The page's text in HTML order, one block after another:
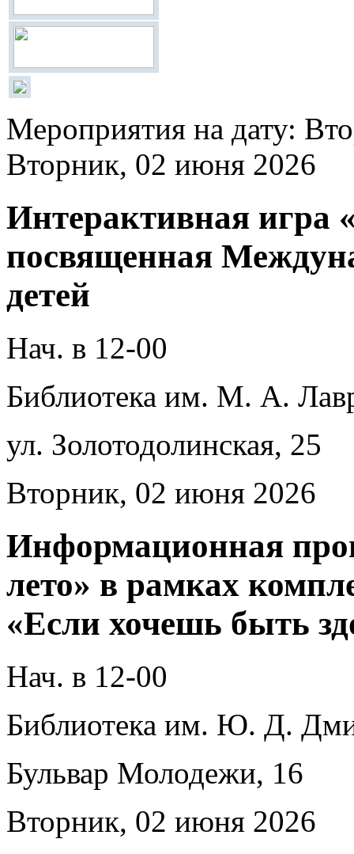
Мероприятия на дату:
Вторник, 02 июня 2026
Интерактивная игра
посвященная
детей
Нач. в 12-00
Библиотека им. М. А.
ул. Золотодолинская, 25
Вторник, 02 июня 2026
Информационная
лето» в рамках
«Если хочешь быть
Нач. в 12-00
Библиотека им. Ю. Д.
Бульвар Молодежи, 16
Вторник, 02 июня 2026